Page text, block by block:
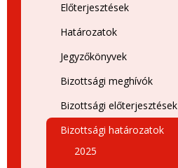
Előterjesztések
Határozatok
Jegyzőkönyvek
Bizottsági meghívók
Bizottsági előterjesztések
Bizottsági határozatok
2025